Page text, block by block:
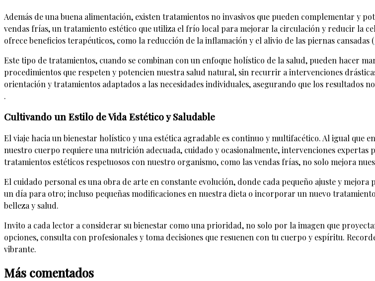
Además de una buena alimentación, existen tratamientos no invasivos que pueden complementar y
vendas frías, un tratamiento estético que utiliza el frío local para mejorar la circulación y reducir la
ofrece beneficios terapéuticos, como la reducción de la inflamación y el alivio de las piernas cansadas​ (
Este tipo de tratamientos, cuando se combinan con un enfoque holístico de la salud, pueden hacer
procedimientos que respeten y potencien nuestra salud natural, sin recurrir a intervenciones
orientación y tratamientos adaptados a las necesidades individuales, asegurando que los resultados
.
Cultivando un Estilo de Vida Estético y Saludable
El viaje hacia un bienestar holístico y una estética agradable es continuo y multifacético. Al igual que
nuestro cuerpo requiere una nutrición adecuada, cuidado y ocasionalmente, intervenciones
tratamientos estéticos respetuosos con nuestro organismo, como las vendas frías, no solo mejora
El cuidado personal es una obra de arte en constante evolución, donde cada pequeño ajuste y
un día para otro; incluso pequeñas modificaciones en nuestra dieta o incorporar un nuevo
belleza y salud.
Invito a cada lector a considerar su bienestar como una prioridad, no solo por la imagen que
opciones, consulta con profesionales y toma decisiones que resuenen con tu cuerpo y espíritu.
vibrante.
Más comentados